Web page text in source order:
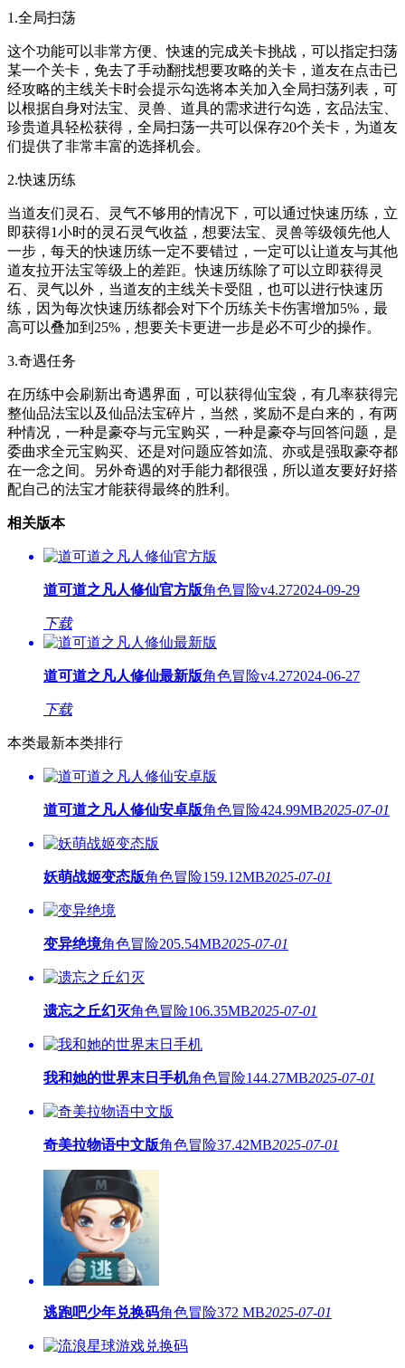
1.全局扫荡
这个功能可以非常方便、快速的完成关卡挑战，可以指定扫荡
某一个关卡，免去了手动翻找想要攻略的关卡，道友在点击已
经攻略的主线关卡时会提示勾选将本关加入全局扫荡列表，可
以根据自身对法宝、灵兽、道具的需求进行勾选，玄品法宝、
珍贵道具轻松获得，全局扫荡一共可以保存20个关卡，为道友
们提供了非常丰富的选择机会。
2.快速历练
当道友们灵石、灵气不够用的情况下，可以通过快速历练，立
即获得1小时的灵石灵气收益，想要法宝、灵兽等级领先他人
一步，每天的快速历练一定不要错过，一定可以让道友与其他
道友拉开法宝等级上的差距。快速历练除了可以立即获得灵
石、灵气以外，当道友的主线关卡受阻，也可以进行快速历
练，因为每次快速历练都会对下个历练关卡伤害增加5%，最
高可以叠加到25%，想要关卡更进一步是必不可少的操作。
3.奇遇任务
在历练中会刷新出奇遇界面，可以获得仙宝袋，有几率获得完
整仙品法宝以及仙品法宝碎片，当然，奖励不是白来的，有两
种情况，一种是豪夺与元宝购买，一种是豪夺与回答问题，是
委曲求全元宝购买、还是对问题应答如流、亦或是强取豪夺都
在一念之间。另外奇遇的对手能力都很强，所以道友要好好搭
配自己的法宝才能获得最终的胜利。
相关版本
道可道之凡人修仙官方版角色冒险v4.272024-09-29
下载
道可道之凡人修仙最新版角色冒险v4.272024-06-27
下载
本类最新本类排行
道可道之凡人修仙安卓版角色冒险424.99MB2025-07-01
妖萌战姬变态版角色冒险159.12MB2025-07-01
变异绝境角色冒险205.54MB2025-07-01
遗忘之丘幻灭角色冒险106.35MB2025-07-01
我和她的世界末日手机角色冒险144.27MB2025-07-01
奇美拉物语中文版角色冒险37.42MB2025-07-01
逃跑吧少年兑换码角色冒险372 MB2025-07-01